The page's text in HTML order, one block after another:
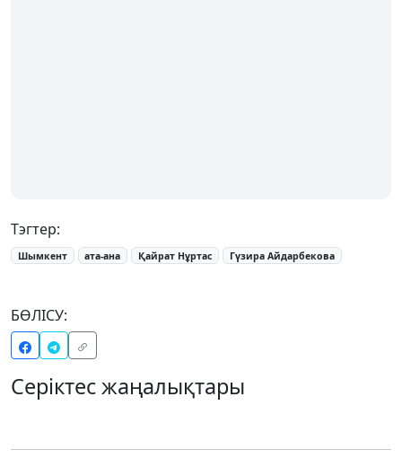
Тэгтер:
Шымкент ата-ана Қайрат Нұртас Гүзира Айдарбекова
БӨЛІСУ:
Серіктес жаңалықтары